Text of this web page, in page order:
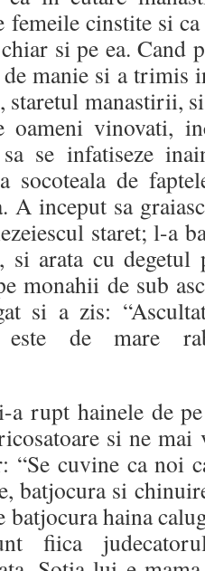
femeile cinstite si
si pe ea. Cand
manie si a trimis
staretul manastirii,
oameni vinovati,
se infatiseze
socoteala de
A inceput sa
staret; l-a
si arata cu
monahii de sub
si a zis:
este de mare
a rupt hainele de
si ne mai
“Se cuvine ca noi
batjocura si
batjocura haina
fiica